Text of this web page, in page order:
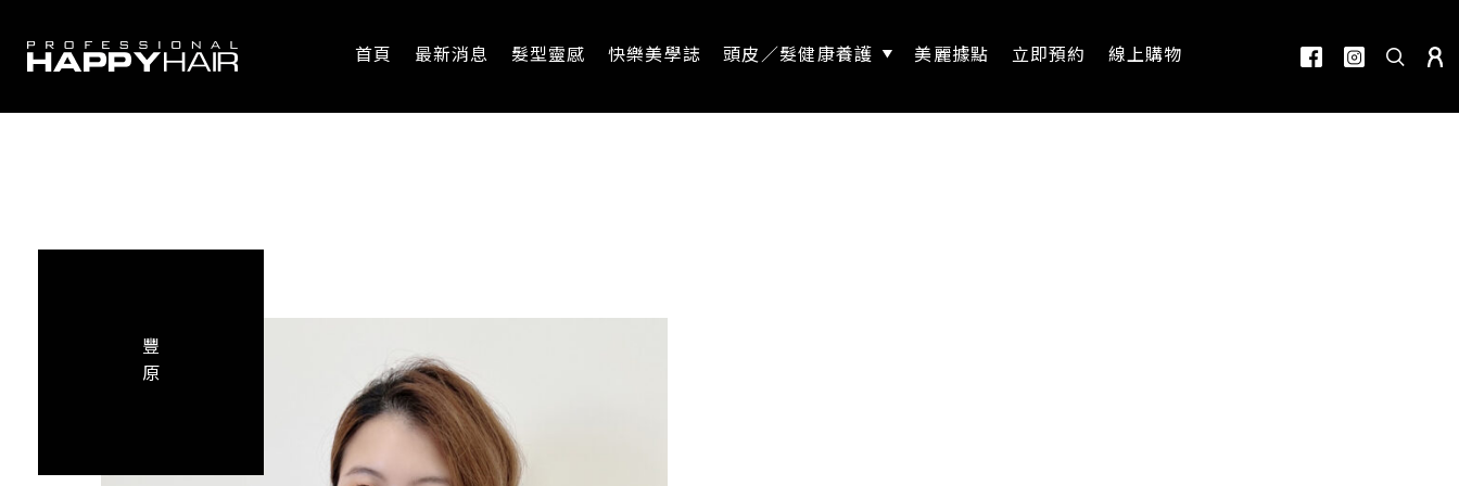
首頁 最新消息 髮型靈感 快樂美學誌 頭皮／髮健康養護 美麗據點 立即預約 線上購物
豐
原